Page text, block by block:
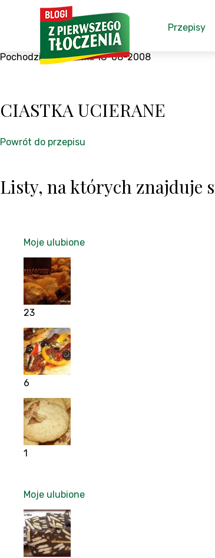
Przepisy
Pochodzi z:Arabeska 18-08-2008
CIASTKA UCIERANE
Powrót do przepisu
Listy, na których znajduje
Moje ulubione
23
6
1
Moje ulubione